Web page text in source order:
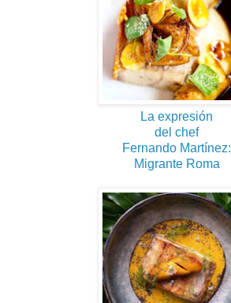
La expresión
del chef
Fernando Martínez:
Migrante Roma